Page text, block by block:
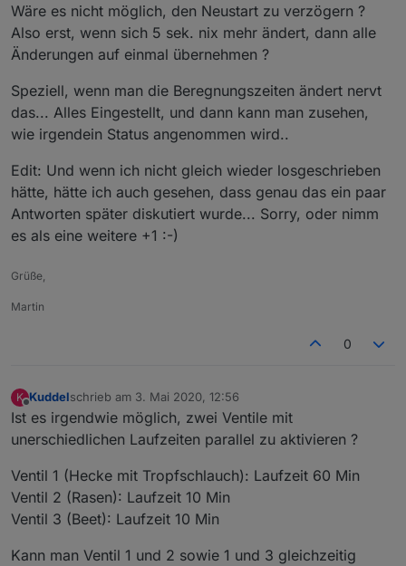
Wäre es nicht möglich, den Neustart zu verzögern ?
Also erst, wenn sich 5 sek. nix mehr ändert, dann alle
Änderungen auf einmal übernehmen ?
Speziell, wenn man die Beregnungszeiten ändert nervt
das... Alles Eingestellt, und dann kann man zusehen,
wie irgendein Status angenommen wird..
Edit: Und wenn ich nicht gleich wieder losgeschrieben
hätte, hätte ich auch gesehen, dass genau das ein paar
Antworten später diskutiert wurde... Sorry, oder nimm
es als eine weitere +1 :-)
Grüße,
Martin
0
K
Offline
Kuddelschrieb am 3. Mai 2020, 12:56
zuletzt editiert von
Ist es irgendwie möglich, zwei Ventile mit
unerschiedlichen Laufzeiten parallel zu aktivieren ?
Ventil 1 (Hecke mit Tropfschlauch): Laufzeit 60 Min
Ventil 2 (Rasen): Laufzeit 10 Min
Ventil 3 (Beet): Laufzeit 10 Min
Kann man Ventil 1 und 2 sowie 1 und 3 gleichzeitig